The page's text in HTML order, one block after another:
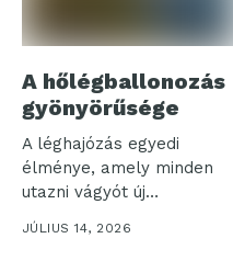
A hőlégballonozás
gyönyörűsége
A léghajózás egyedi
élménye, amely minden
utazni vágyót új
tapasztalatokkal
gazdagít. Ebben...
JÚLIUS 14, 2026